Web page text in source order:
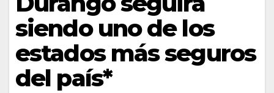
siendo uno de los
estados más seguros
del país*